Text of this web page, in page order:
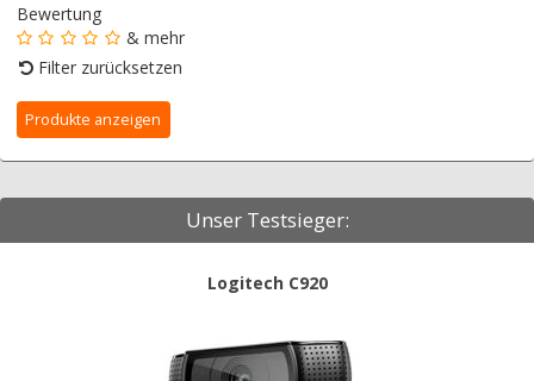
Bewertung
& mehr
Filter zurücksetzen
Unser Testsieger:
Logitech C920